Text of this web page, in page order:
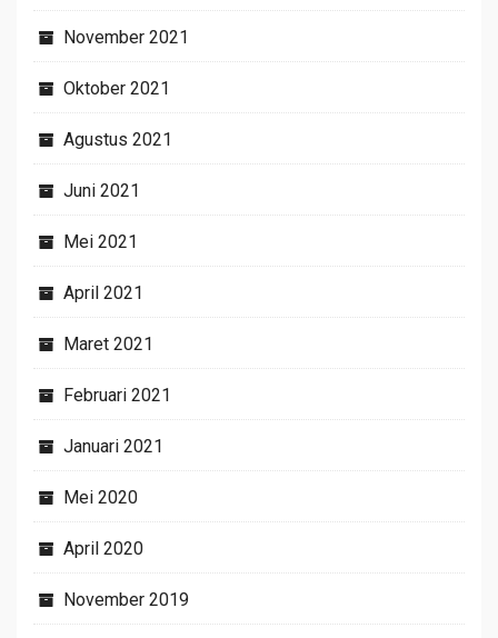
November 2021
Oktober 2021
Agustus 2021
Juni 2021
Mei 2021
April 2021
Maret 2021
Februari 2021
Januari 2021
Mei 2020
April 2020
November 2019